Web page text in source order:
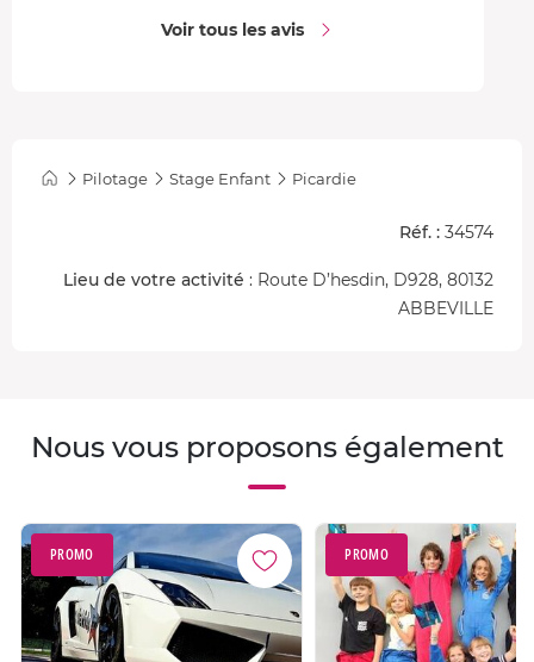
Voir tous les avis
Pilotage Stage Enfant Picardie
Réf. : 34574
Lieu de votre activité : Route D’hesdin, D928, 80132
ABBEVILLE
Nous vous proposons également
PROMO PROMO